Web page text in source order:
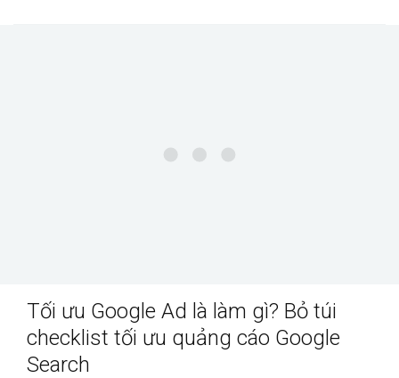
Tối ưu Google Ad là làm gì? Bỏ túi
checklist tối ưu quảng cáo Google
Search